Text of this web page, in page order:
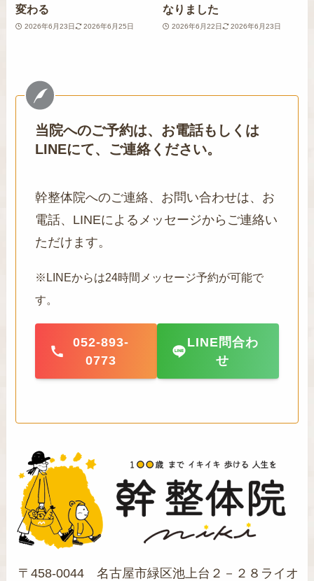
変わる
2026年6月23日 2026年6月25日
なりました
2026年6月22日 2026年6月23日
当院へのご予約は、お電話もしくは
LINEにて、ご連絡ください。
幹整体院へのご連絡、お問い合わせは、お
電話、LINEによるメッセージからご連絡い
ただけます。
※LINEからは24時間メッセージ予約が可能で
す。
052-893-
0773
LINE問合わ
せ
〒458-0044 名古屋市緑区池上台２－２８ライオ